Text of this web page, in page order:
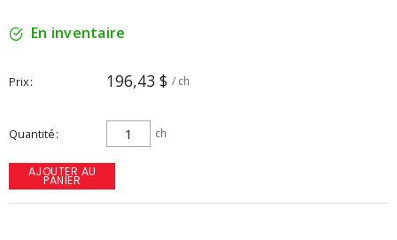
En inventaire
Prix 196,43 $ / ch
Quantité ch
AJOUTER AU
PANIER